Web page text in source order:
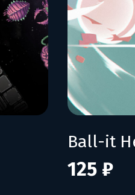
Ball-it
125 ₽